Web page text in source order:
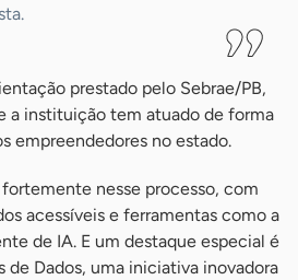
prestado pelo Sebrae/PB,
a instituição tem atuado de forma
empreendedores no estado.
nesse processo, com
acessíveis e ferramentas como a
de IA. E um destaque especial é
de Dados, uma iniciativa inovadora